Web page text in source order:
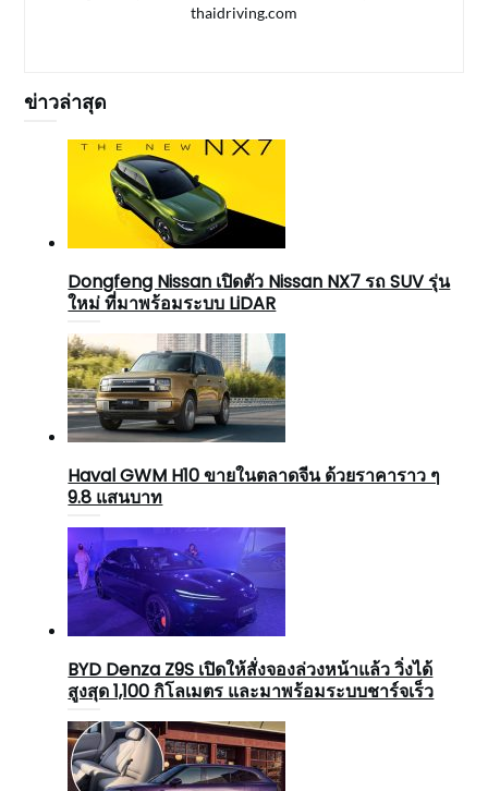
thaidriving.com
ข่าวล่าสุด
Dongfeng Nissan เปิดตัว Nissan NX7 รถ SUV รุ่น
ใหม่ ที่มาพร้อมระบบ LiDAR
Haval GWM H10 ขายในตลาดจีน ด้วยราคาราว ๆ
9.8 แสนบาท
BYD Denza Z9S เปิดให้สั่งจองล่วงหน้าแล้ว วิ่งได้
สูงสุด 1,100 กิโลเมตร และมาพร้อมระบบชาร์จเร็ว